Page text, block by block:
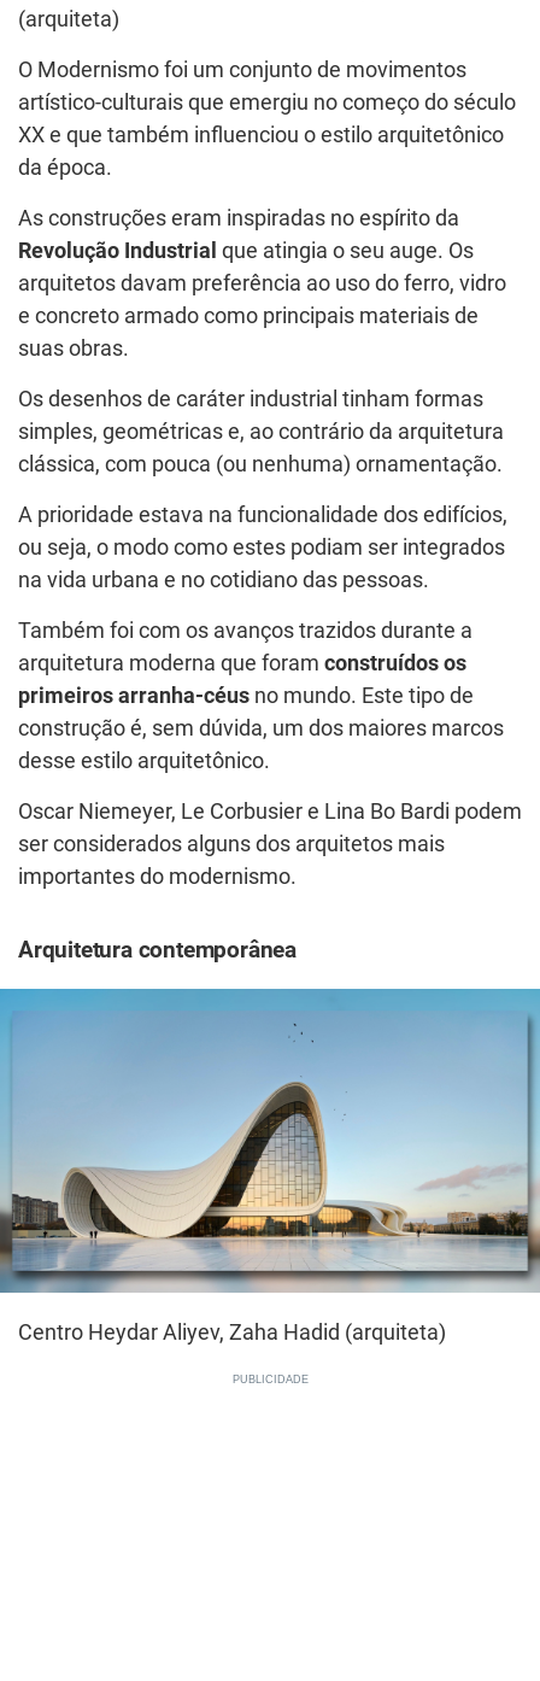
(arquiteta)
O Modernismo foi um conjunto de movimentos
artístico-culturais que emergiu no começo do século
XX e que também influenciou o estilo arquitetônico
da época.
As construções eram inspiradas no espírito da
Revolução Industrial que atingia o seu auge. Os
arquitetos davam preferência ao uso do ferro, vidro
e concreto armado como principais materiais de
suas obras.
Os desenhos de caráter industrial tinham formas
simples, geométricas e, ao contrário da arquitetura
clássica, com pouca (ou nenhuma) ornamentação.
A prioridade estava na funcionalidade dos edifícios,
ou seja, o modo como estes podiam ser integrados
na vida urbana e no cotidiano das pessoas.
Também foi com os avanços trazidos durante a
arquitetura moderna que foram construídos os
primeiros arranha-céus no mundo. Este tipo de
construção é, sem dúvida, um dos maiores marcos
desse estilo arquitetônico.
Oscar Niemeyer, Le Corbusier e Lina Bo Bardi podem
ser considerados alguns dos arquitetos mais
importantes do modernismo.
Arquitetura contemporânea
Centro Heydar Aliyev, Zaha Hadid (arquiteta)